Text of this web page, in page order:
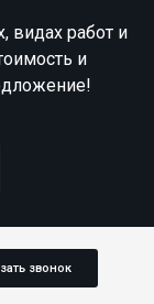
видах работ и
и
звонок